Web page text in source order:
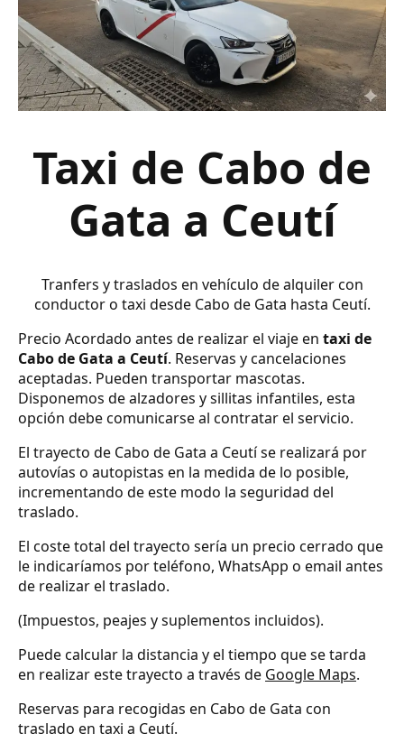
Taxi de Cabo de
Gata a Ceutí
Tranfers y traslados en vehículo de alquiler con
conductor o taxi desde Cabo de Gata hasta Ceutí.
Precio Acordado antes de realizar el viaje en taxi de
Cabo de Gata a Ceutí. Reservas y cancelaciones
aceptadas. Pueden transportar mascotas.
Disponemos de alzadores y sillitas infantiles, esta
opción debe comunicarse al contratar el servicio.
El trayecto de Cabo de Gata a Ceutí se realizará por
autovías o autopistas en la medida de lo posible,
incrementando de este modo la seguridad del
traslado.
El coste total del trayecto sería un precio cerrado que
le indicaríamos por teléfono, WhatsApp o email antes
de realizar el traslado.
(Impuestos, peajes y suplementos incluidos).
Puede calcular la distancia y el tiempo que se tarda
en realizar este trayecto a través de Google Maps.
Reservas para recogidas en Cabo de Gata con
traslado en taxi a Ceutí.